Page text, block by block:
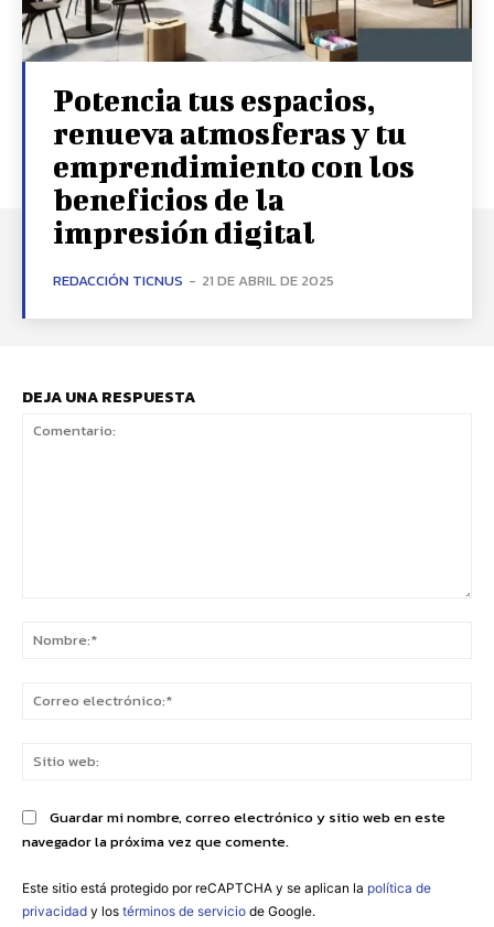
Potencia tus espacios,
renueva atmosferas y tu
emprendimiento con los
beneficios de la
impresión digital
REDACCIÓN TICNUS - 21 DE ABRIL DE 2025
DEJA UNA RESPUESTA
Guardar mi nombre, correo electrónico y sitio web en este
navegador la próxima vez que comente.
Este sitio está protegido por reCAPTCHA y se aplican la política de
privacidad y los términos de servicio de Google.